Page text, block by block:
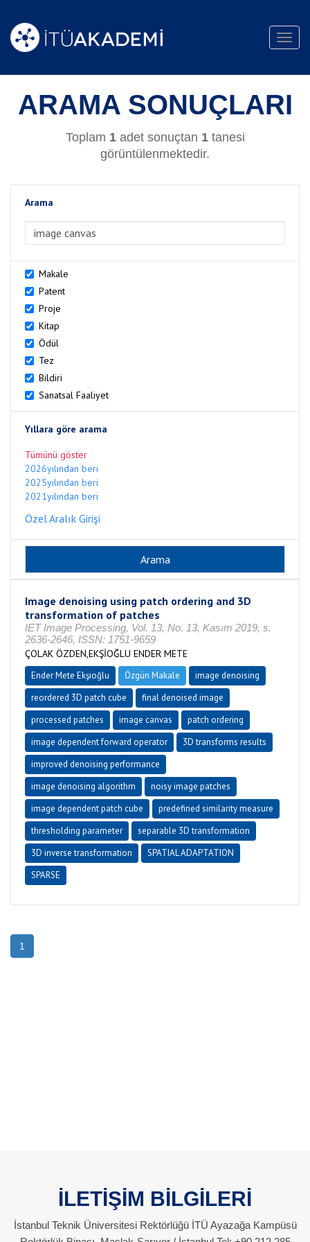
ARAMA SONUÇLARI
Toplam 1adet sonuçtan 1tanesi
görüntülenmektedir.
Arama
Makale
Patent
Proje
Kitap
Ödül
Tez
Bildiri
Sanatsal Faaliyet
Yıllara göre arama
Tümünü göster
2026yılından beri
2025yılından beri
2021yılından beri
Özel Aralık Girişi
Image denoising using patch ordering and 3D
transformation of patches
IET Image Processing, Vol. 13, No. 13, Kasım 2019, s.
2636-2646, ISSN: 1751-9659
ÇOLAK ÖZDEN,EKŞİOĞLU ENDER METE
Ender Mete Ekşioğlu Özgün Makale
image denoising
reordered 3D patch cube
final denoised image
processed patches
image canvas
patch ordering
image dependent forward operator
3D transforms results
improved denoising performance
image denoising algorithm
noisy image patches
image dependent patch cube
predefined similarity measure
thresholding parameter
separable 3D transformation
3D inverse transformation
SPATIAL ADAPTATION
SPARSE
1
İLETİŞİM BİLGİLERİ
İstanbul Teknik Üniversitesi Rektörlüğü İTÜ Ayazağa Kampüsü